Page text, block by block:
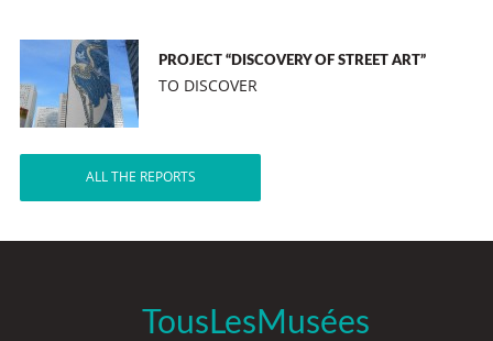
PROJECT “DISCOVERY OF STREET ART”
TO DISCOVER
ALL THE REPORTS
TousLesMusées